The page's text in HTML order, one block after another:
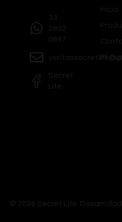
33
2802
0887
Secret
Life
Inicio
Mi
© 2026 Secret Life.